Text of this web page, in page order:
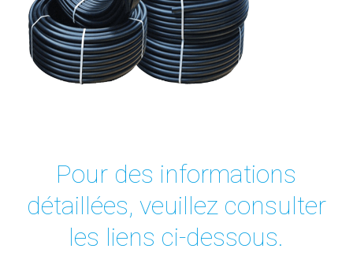
Pour des informations
détaillées, veuillez consulter
les liens ci-dessous.